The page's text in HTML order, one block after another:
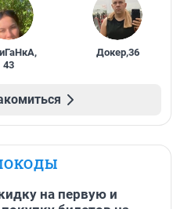
,
43
Докер,36
на первую и